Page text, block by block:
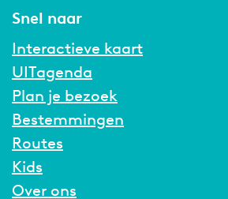
Snel naar
Interactieve kaart
UITagenda
Plan je bezoek
Bestemmingen
Routes
Kids
Over ons